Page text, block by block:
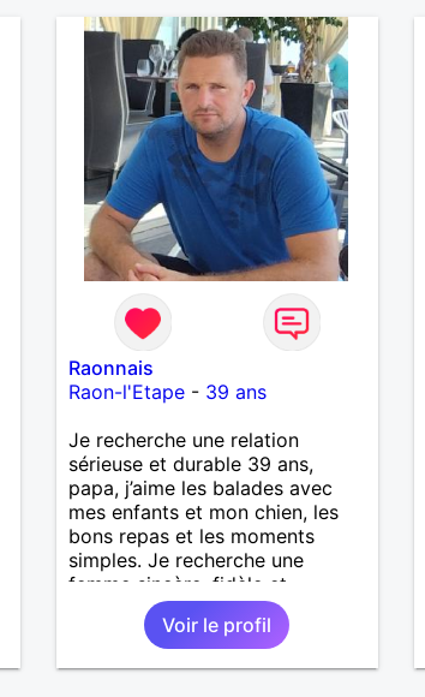
Raonnais
Raon-l'Etape- 39 ans
Je recherche une relation
sérieuse et durable 39 ans,
papa, j’aime les balades avec
mes enfants et mon chien, les
bons repas et les moments
simples. Je recherche une
femme sincère, fidèle et
sérieuse, avec qui construire une
belle histoire. Je ne veux pas
perdre mon temps, juste trouver
Voir le profil